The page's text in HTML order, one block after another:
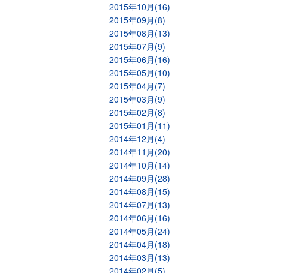
2015年10月(16)
2015年09月(8)
2015年08月(13)
2015年07月(9)
2015年06月(16)
2015年05月(10)
2015年04月(7)
2015年03月(9)
2015年02月(8)
2015年01月(11)
2014年12月(4)
2014年11月(20)
2014年10月(14)
2014年09月(28)
2014年08月(15)
2014年07月(13)
2014年06月(16)
2014年05月(24)
2014年04月(18)
2014年03月(13)
2014年02月(5)